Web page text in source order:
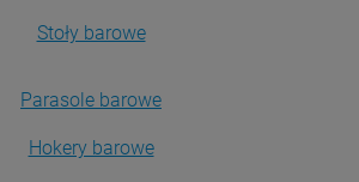
Stoły barowe
Parasole barowe
Hokery barowe